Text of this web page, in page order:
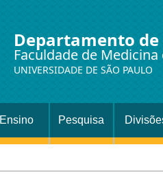
Departamento
Faculdade de
UNIVERSIDADE DE SÃO PAULO
Ensino Pesquisa